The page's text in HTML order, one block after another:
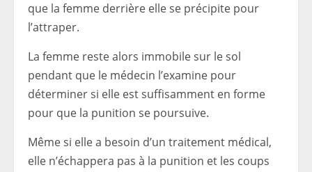
que la femme derrière elle se précipite pour
l’attraper.
La femme reste alors immobile sur le sol
pendant que le médecin l’examine pour
déterminer si elle est suffisamment en forme
pour que la punition se poursuive.
Même si elle a besoin d’un traitement médical,
elle n’échappera pas à la punition et les coups